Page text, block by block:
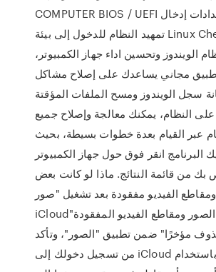
COMPUTER BIOS / UEFI وقم بتعديل إعدادات إدخال
تمهيد النظام للدخول إلى بيئة Linux CheckRA1n.
الويندوز وتحسين اداء جهاز الكمبيوتر،
تطبيق مجاني يساعدك على إصلاح مشاكل
سجل الويندوز ومسح الملفات المؤقتة
على النظام، يمكنك معالجة وإصلاح جميع
عبر القيام بعدة خطوات بسيطة، بحيث
البرنامج انقر فوق حول جهاز الكمبيوتر
من قائمة النتائج. ماذا لو كانت بعض
الفيديو مفقودة بعد تشغيل "صور
iCloud"؟. ابحث عن الصور ومقاطع الفيديو المفقودة
مؤخرًا" ضمن تطبيق "الصور"، وتأكد
من تسجيل دخولك إلى iCloud باستخدام Apple ID